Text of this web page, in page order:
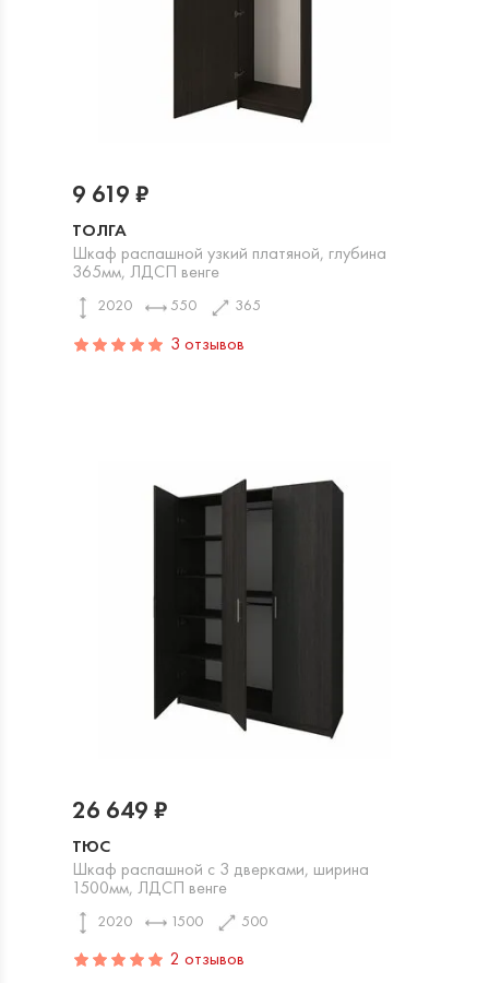
ТОЛГА
Шкаф распашной узкий платяной, глубина
365мм, ЛДСП венге
2020 550 365
9 619 ₽
3 отзывов
ТЮС
Шкаф распашной с 3 дверками, ширина
1500мм, ЛДСП венге
2020 1500 500
26 649 ₽
2 отзывов